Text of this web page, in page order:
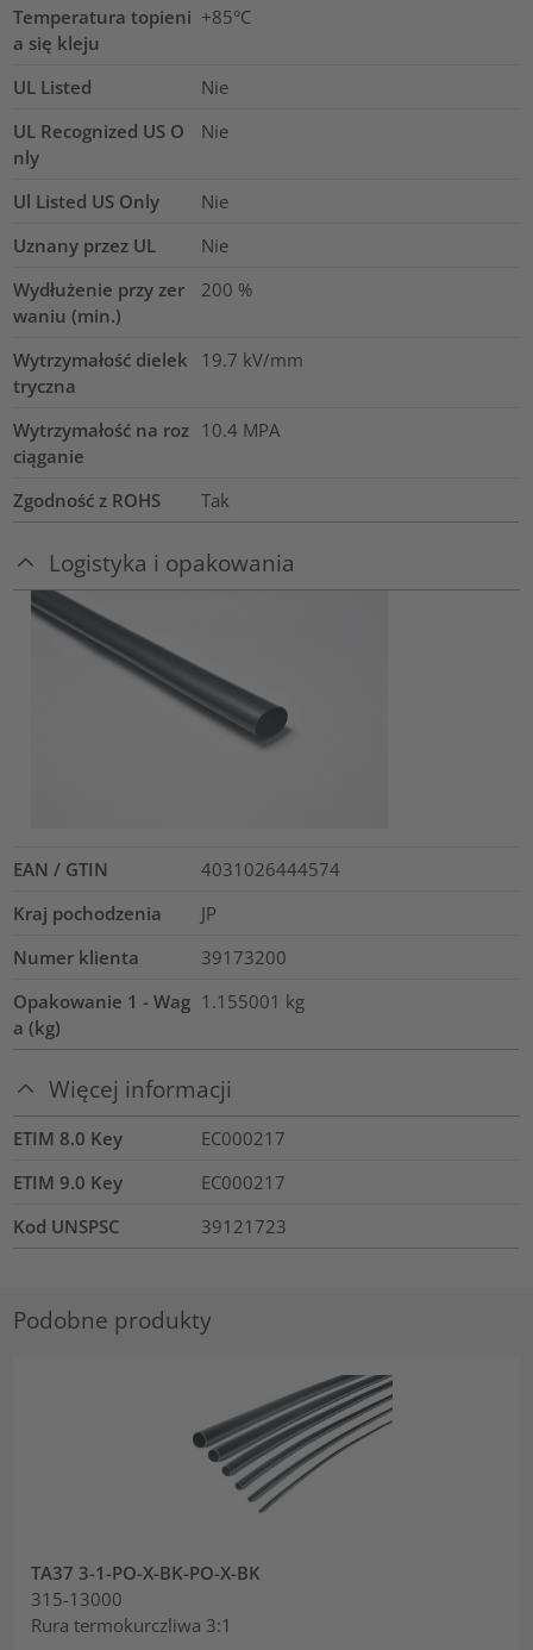
Temperatura topieni
a się kleju
+85°C
UL Listed
Nie
UL Recognized US O
nly
Nie
Ul Listed US Only
Nie
Uznany przez UL
Nie
Wydłużenie przy zer
waniu (min.)
200 %
Wytrzymałość dielek
tryczna
19.7 kV/mm
Wytrzymałość na roz
ciąganie
10.4 MPA
Zgodność z ROHS Tak
Logistyka i opakowania
EAN / GTIN
4031026444574
Kraj pochodzenia
JP
Numer klienta
39173200
Opakowanie 1 - Wag
a (kg)
1.155001 kg
Więcej informacji
ETIM 8.0 Key
EC000217
ETIM 9.0 Key
EC000217
Kod UNSPSC
39121723
Podobne produkty
TA37 3-1-PO-X-BK-PO-X-BK
315-13000
Rura termokurczliwa 3:1